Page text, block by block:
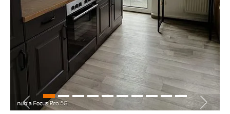
Previous Next
Cookie Laufzeit:
30 Tage
Chat
Name:
MibewSessionID, MIBEW_UserID, mibew_locale, mibew-
chat-frame-style-5e9dbeb1811c0446